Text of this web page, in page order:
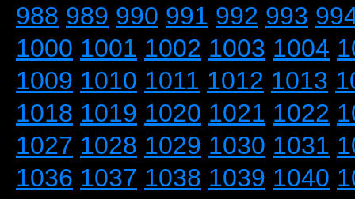
988 989 990 991 992 993
1000 1001 1002 1003 1004
1009 1010 1011 1012 1013
1018 1019 1020 1021 1022
1027 1028 1029 1030 1031
1036 1037 1038 1039 1040